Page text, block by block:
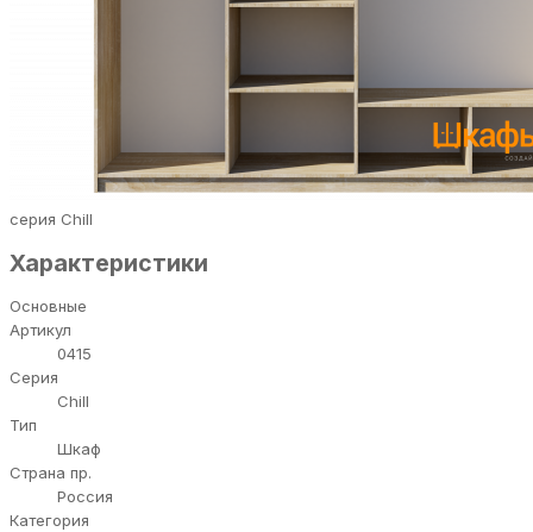
серия Chill
Характеристики
Основные
Артикул
0415
Серия
Chill
Тип
Шкаф
Страна пр.
Россия
Категория